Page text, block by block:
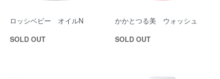
ロッシベビー オイルN
SOLD OUT
かかとつる美 ウォッシュ
SOLD OUT